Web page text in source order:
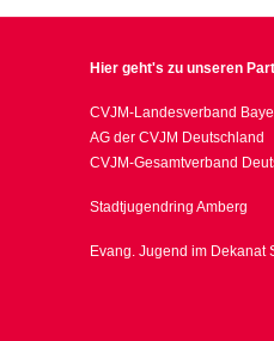
Hier geht's zu unseren
CVJM-Landesverband
AG der CVJM Deutschland
CVJM-Gesamtverband
Stadtjugendring Amberg
Evang. Jugend im Dekanat